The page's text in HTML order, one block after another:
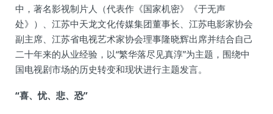
中，著名影视制片人（代表作《国家机密》《于无声
处》）、江苏中天龙文化传媒集团董事长、江苏电影家协会
副主席、江苏省电视艺术家协会理事隆晓辉出席并结合自己
二十年来的从业经验，以“繁华落尽见真淳”为主题，围绕中
国电视剧市场的历史转变和现状进行主题发言。
“喜、忧、悲、恐”